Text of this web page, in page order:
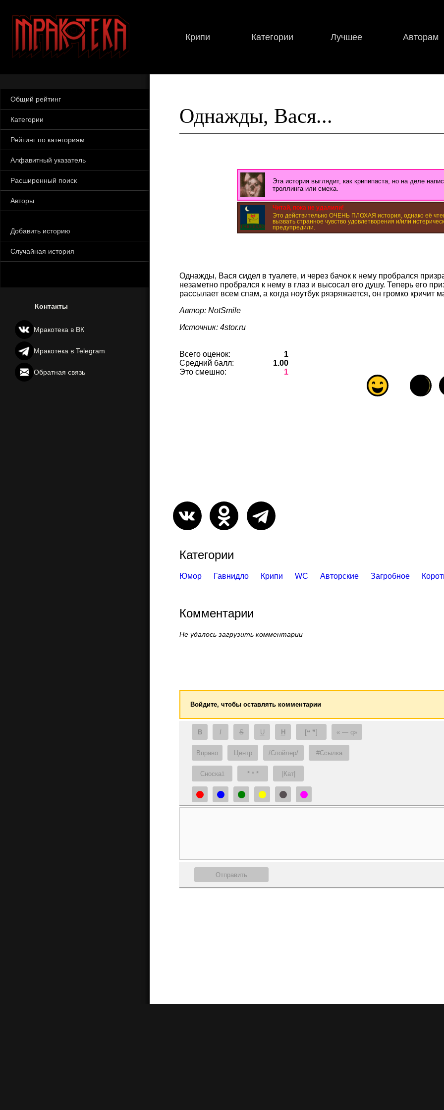
Крипи Категории Лучшее Авторам
Общий рейтинг
Категории
Рейтинг по категориям
Алфавитный указатель
Расширенный поиск
Авторы
Добавить историю
Случайная история
Контакты
Мракотека в ВК
Мракотека в Telegram
Обратная связь
Однажды, Вася...
Эта история выглядит, как крипипаста, но на деле
троллинга или смеха.
Читай, пока не удалили!
Это действительно ОЧЕНЬ ПЛОХАЯ история, однако её
вызвать странное чувство удовлетворения и/или
предупредили.
Однажды, Вася сидел в туалете, и через бачок к нему пробрался
незаметно пробрался к нему в глаз и высосал его душу. Теперь его
рассылает всем спам, а когда ноутбук рязряжается, он громко кричит
Автор: NotSmile
Источник: 4stor.ru
Всего оценок:
1
Средний балл:
1.00
Это смешно:
1
Категории
Юмор Гавнидло Крипи WC Авторские Загробное
Комментарии
Не удалось загрузить комментарии
Войдите, чтобы оставлять комментарии
B I S U H [❝ ❞] — q
Вправо Центр /Спойлер/ #Ссылка
Сноска1 * * * |Кат|